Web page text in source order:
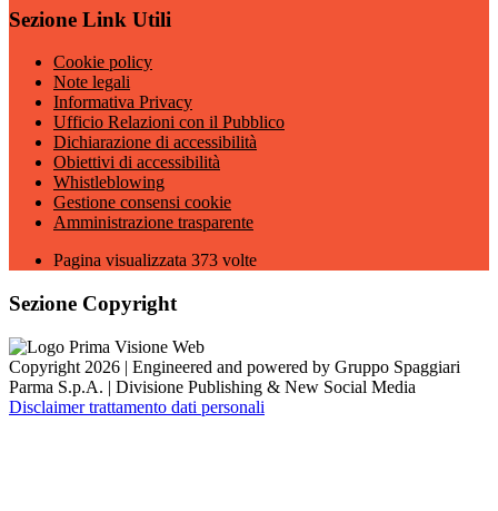
Sezione Link Utili
Cookie policy
Note legali
Informativa Privacy
Ufficio Relazioni con il Pubblico
Dichiarazione di accessibilità
Obiettivi di accessibilità
Whistleblowing
Gestione consensi cookie
Amministrazione trasparente
Pagina visualizzata 373 volte
Sezione Copyright
Copyright 2026 | Engineered and powered by Gruppo Spaggiari
Parma S.p.A. | Divisione Publishing & New Social Media
Disclaimer trattamento dati personali